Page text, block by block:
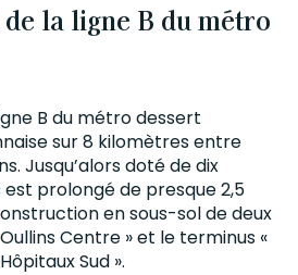
la ligne B du métro
B du métro dessert
sur 8 kilomètres entre
Jusqu’alors doté de dix
prolongé de presque 2,5
en sous-sol de deux
Centre » et le terminus «
Sud ».